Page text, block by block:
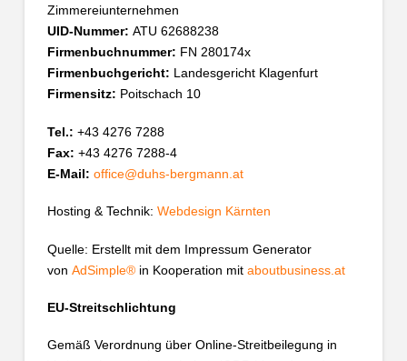
Zimmereiunternehmen
UID-Nummer: ATU 62688238
Firmenbuchnummer: FN 280174x
Firmenbuchgericht: Landesgericht Klagenfurt
Firmensitz: Poitschach 10
Tel.: +43 4276 7288
Fax: +43 4276 7288-4
E-Mail: office@duhs-bergmann.at
Hosting & Technik: Webdesign Kärnten
Quelle: Erstellt mit dem Impressum Generator
von AdSimple®in Kooperation mit aboutbusiness.at
EU-Streitschlichtung
Gemäß Verordnung über Online-Streitbeilegung in